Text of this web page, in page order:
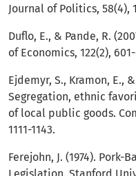
Journal of Politics, 58(4),
Duflo, E., & Pande, R.
of Economics, 122(2),
Ejdemyr, S., Kramon, E.,
Segregation, ethnic
of local public goods.
1111-1143.
Ferejohn, J. (1974).